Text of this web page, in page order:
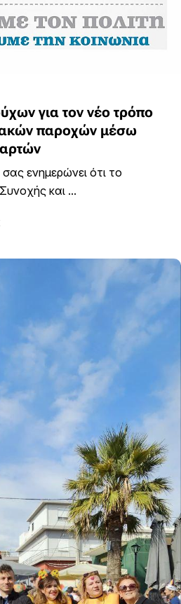
για τον νέο τρόπο
παροχών μέσω
ενημερώνει ότι το
και ...